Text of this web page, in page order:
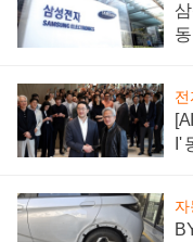
전
I'
자